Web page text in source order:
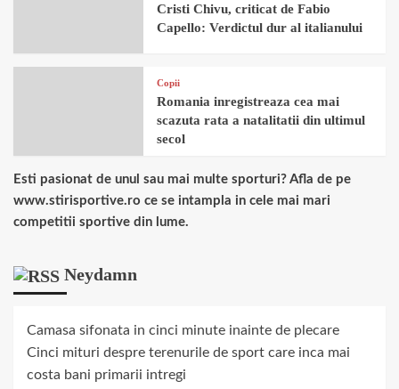
Cristi Chivu, criticat de Fabio
Capello: Verdictul dur al italianului
Copii
Romania inregistreaza cea mai
scazuta rata a natalitatii din ultimul
secol
Esti pasionat de unul sau mai multe sporturi? Afla de pe
www.stirisportive.ro ce se intampla in cele mai mari
competitii sportive din lume.
Neydamn
Camasa sifonata in cinci minute inainte de plecare
Cinci mituri despre terenurile de sport care inca mai
costa bani primarii intregi